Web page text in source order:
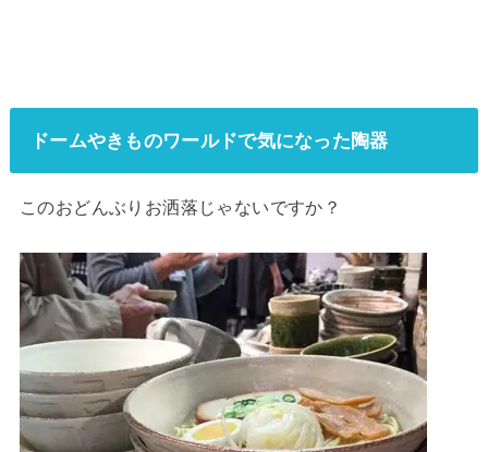
ドームやきものワールドで気になった陶器
このおどんぶりお洒落じゃないですか？